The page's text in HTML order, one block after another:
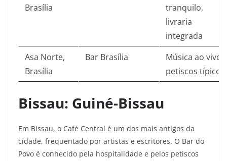
Brasília
tranquilo,
livraria
integrada
Asa Norte,
Brasília
Bar Brasília
Música ao vivo,
petiscos típicos
Bissau: Guiné-Bissau
Em Bissau, o Café Central é um dos mais antigos da
cidade, frequentado por artistas e escritores. O Bar do
Povo é conhecido pela hospitalidade e pelos petiscos